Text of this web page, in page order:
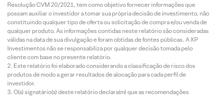
Resolução CVM 20/2021, tem como objetivo fornecer informações que
possam auxiliar o investidor a tomar sua própria decisão de investimento, não
constituindo qualquer tipo de oferta ou solicitação de compra e/ou venda de
qualquer produto. As informações contidas neste relatório são consideradas
válidas na data de sua divulgação e foram obtidas de fontes públicas. A XP
Investimentos não se responsabiliza por qualquer decisão tomada pelo
cliente com base no presente relatório.
Este relatório foi elaborado considerando a classificação de risco dos
produtos de modo a gerar resultados de alocação para cada perfil de
investidor.
O(s) signatário(s) deste relatório declara(m) que as recomendações